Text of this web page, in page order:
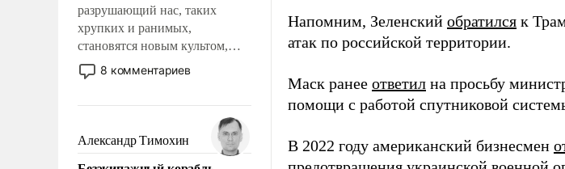
разрушающий нас, таких
хрупких и ранимых,
становятся новым культом,
постепенно вытесняя и
отменяя традиционное
мужественным и твердым под
ударами судьбы, брать на себя
ответственность, помогать
8 комментариев
Александр Тимохин
Напомним, Зеленский обратился к
атак по российской территории.
Маск ранее ответил на просьбу
помощи с работой спутниковой
В 2022 году американский бизнесмен